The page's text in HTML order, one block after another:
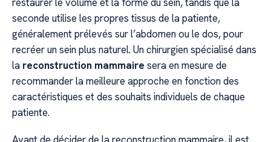
restaurer le volume et la forme du sein, tandis que la
seconde utilise les propres tissus de la patiente,
généralement prélevés sur l’abdomen ou le dos, pour
recréer un sein plus naturel. Un chirurgien spécialisé dans
la reconstruction mammaire sera en mesure de
recommander la meilleure approche en fonction des
caractéristiques et des souhaits individuels de chaque
patiente.